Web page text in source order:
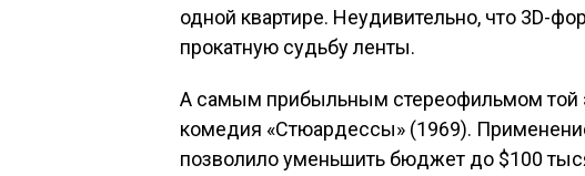
одной квартире. Неудивительно, что 3D-
прокатную судьбу ленты.
А самым прибыльным стереофильмом той
комедия «Стюардессы» (1969).
позволило уменьшить бюджет до $100